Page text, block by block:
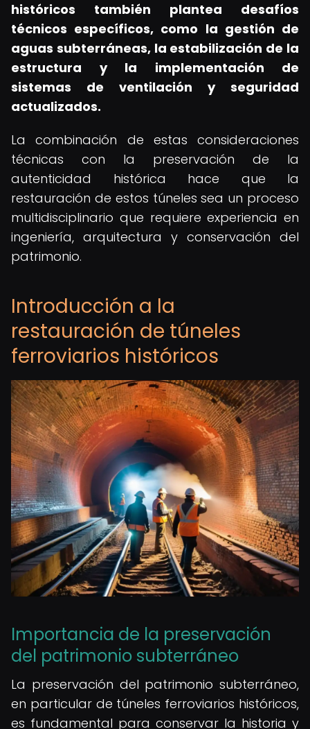
históricos también plantea desafíos
técnicos específicos, como la gestión de
aguas subterráneas, la estabilización de la
estructura y la implementación de
sistemas de ventilación y seguridad
actualizados.
La combinación de estas consideraciones
técnicas con la preservación de la
autenticidad histórica hace que la
restauración de estos túneles sea un proceso
multidisciplinario que requiere experiencia en
ingeniería, arquitectura y conservación del
patrimonio.
Introducción a la
restauración de túneles
ferroviarios históricos
Importancia de la preservación
del patrimonio subterráneo
La preservación del patrimonio subterráneo,
en particular de túneles ferroviarios históricos,
es fundamental para conservar la historia y